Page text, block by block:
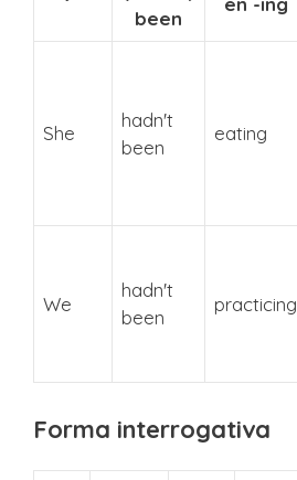
been
She
hadn't
been
eating
We
hadn't
been
practicing
Forma interrogativa